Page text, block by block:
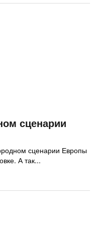
сценарии
сценарии Европы
А так...